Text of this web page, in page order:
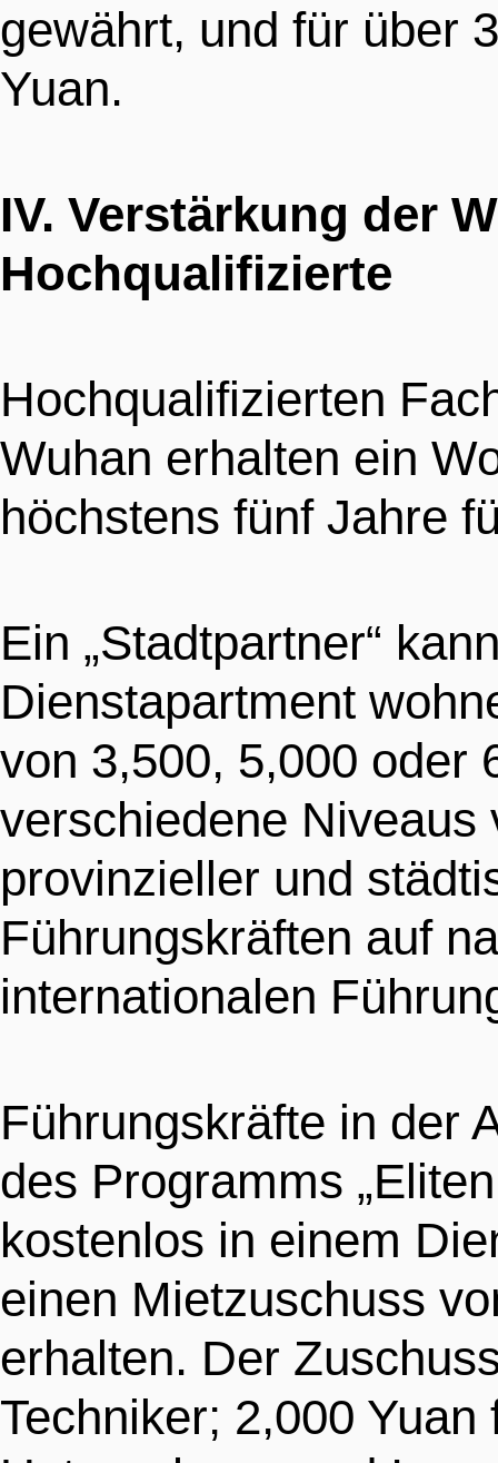
gewährt, und für über
Yuan.
IV. Verstärkung der
Hochqualifizierte
Hochqualifizierten
Wuhan erhalten ein
höchstens fünf Jahre
Ein „Stadtpartner“
Dienstapartment
von 3,500, 5,000 oder
verschiedene Niveaus
provinzieller und
Führungskräften auf
internationalen
Führungskräfte in der
des Programms
kostenlos in einem
einen Mietzuschuss
erhalten. Der
Techniker; 2,000